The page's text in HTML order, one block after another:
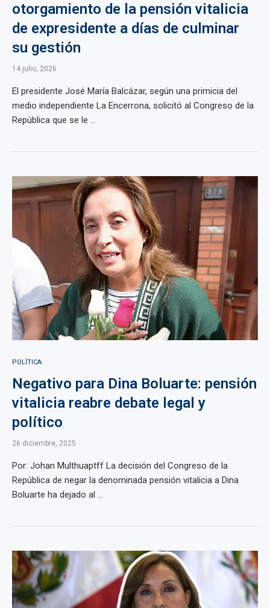
otorgamiento de la pensión vitalicia
de expresidente a días de culminar
su gestión
14 julio, 2026
El presidente José María Balcázar, según una primicia del
medio independiente La Encerrona, solicitó al Congreso de la
República que se le ...
POLÍTICA
Negativo para Dina Boluarte: pensión
vitalicia reabre debate legal y
político
26 diciembre, 2025
Por: Johan Multhuaptff La decisión del Congreso de la
República de negar la denominada pensión vitalicia a Dina
Boluarte ha dejado al ...